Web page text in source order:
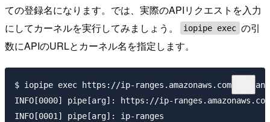
ての登録名になります。では、実際のAPIリクエストを入力
にしてカーネルを実行してみましょう。
iopipe exec の引
数にAPIのURLとカーネル名を指定します。
$ iopipe exec https://ip-ranges.amazonaws.com/ip-
INFO[0000] pipe[arg]: https://ip-
INFO[0001] pipe[arg]: ip-ranges